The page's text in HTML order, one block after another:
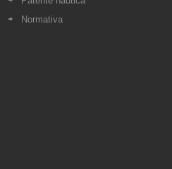
Normativa